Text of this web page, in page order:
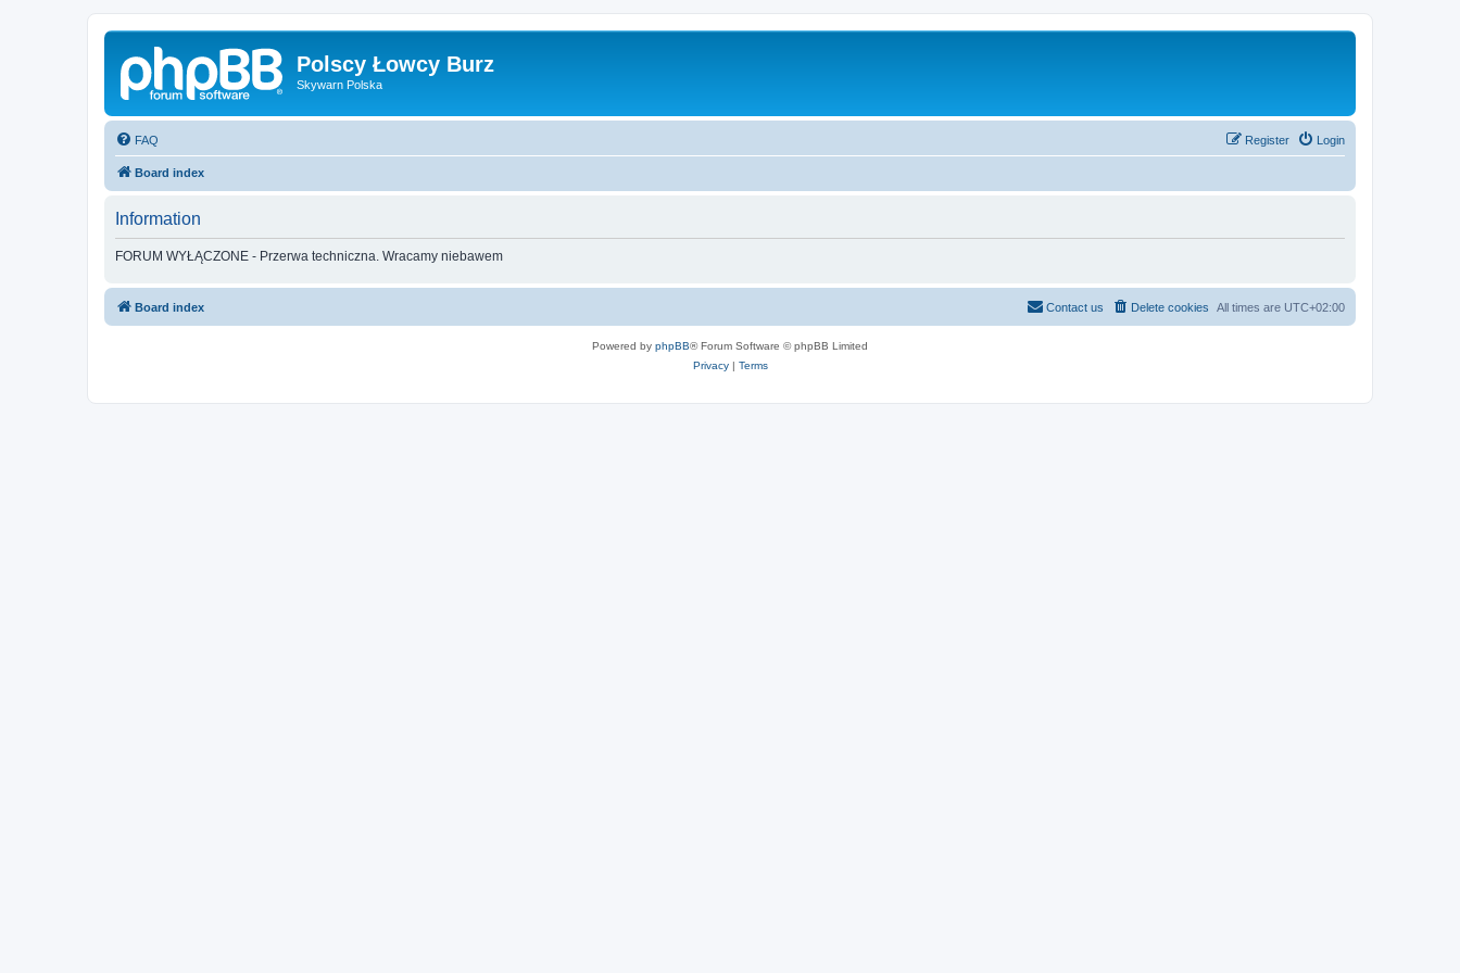
Polscy Łowcy Burz
Skywarn Polska
FAQ Login
Register
Board index
Information
FORUM WYŁĄCZONE - Przerwa techniczna. Wracamy niebawem
Board index All times are UTC+02:00
Delete cookies
Contact us
Powered by phpBB® Forum Software © phpBB Limited
Privacy| Terms